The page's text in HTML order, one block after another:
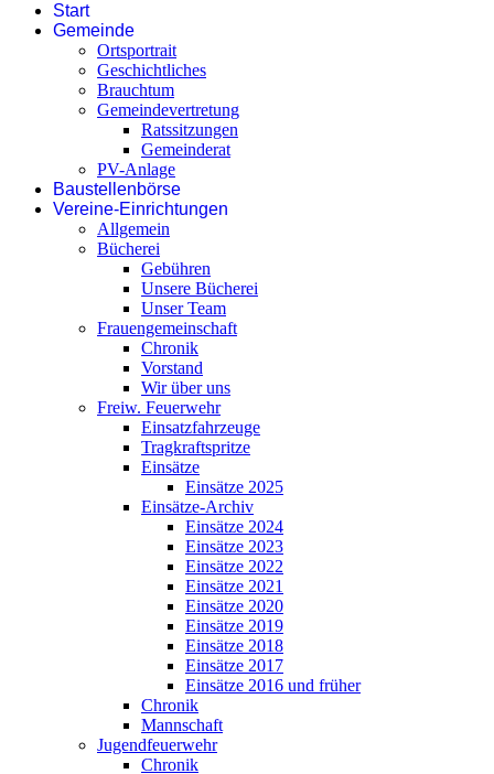
Start
Gemeinde
Ortsportrait
Geschichtliches
Brauchtum
Gemeindevertretung
Ratssitzungen
Gemeinderat
PV-Anlage
Baustellenbörse
Vereine-Einrichtungen
Allgemein
Bücherei
Gebühren
Unsere Bücherei
Unser Team
Frauengemeinschaft
Chronik
Vorstand
Wir über uns
Freiw. Feuerwehr
Einsatzfahrzeuge
Tragkraftspritze
Einsätze
Einsätze 2025
Einsätze-Archiv
Einsätze 2024
Einsätze 2023
Einsätze 2022
Einsätze 2021
Einsätze 2020
Einsätze 2019
Einsätze 2018
Einsätze 2017
Einsätze 2016 und früher
Chronik
Mannschaft
Jugendfeuerwehr
Chronik